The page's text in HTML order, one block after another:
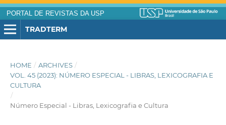
PORTAL DE REVISTAS DA USP
TRADTERM
HOME / ARCHIVES /
VOL. 45 (2023): NÚMERO ESPECIAL - LIBRAS, LEXICOGRAFIA E
CULTURA
/
Número Especial - Libras, Lexicografia e Cultura